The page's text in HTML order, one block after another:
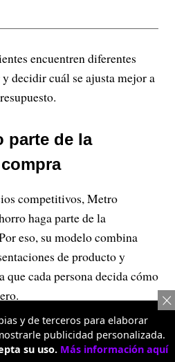
encuentren diferentes
decidir cuál se ajusta mejor a
parte de la
competitivos, Metro
haga parte de la
eso, su modelo combina
de producto y
que cada persona decida cómo
tanto a quienes realizan el
para su hogar como a
y de terceros para elaborar
publicidad personalizada.
su uso. Más información aquí